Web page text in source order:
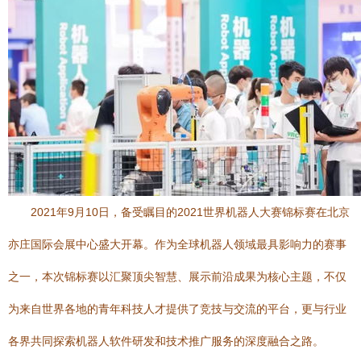
2021年9月10日，备受瞩目的2021世界机器人大赛锦标赛在北京
亦庄国际会展中心盛大开幕。作为全球机器人领域最具影响力的赛事
之一，本次锦标赛以汇聚顶尖智慧、展示前沿成果为核心主题，不仅
为来自世界各地的青年科技人才提供了竞技与交流的平台，更与行业
各界共同探索机器人软件研发和技术推广服务的深度融合之路。